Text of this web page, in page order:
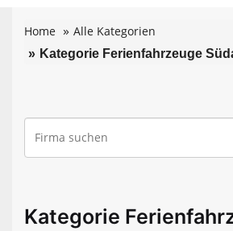
Home Alle Kategorien
Kategorie Ferienfahrzeuge
Kategorie